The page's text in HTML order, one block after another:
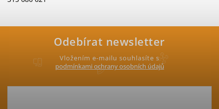
Odebírat newsletter
Vložením e-mailu souhlasíte s
podmínkami ochrany osobních údajů